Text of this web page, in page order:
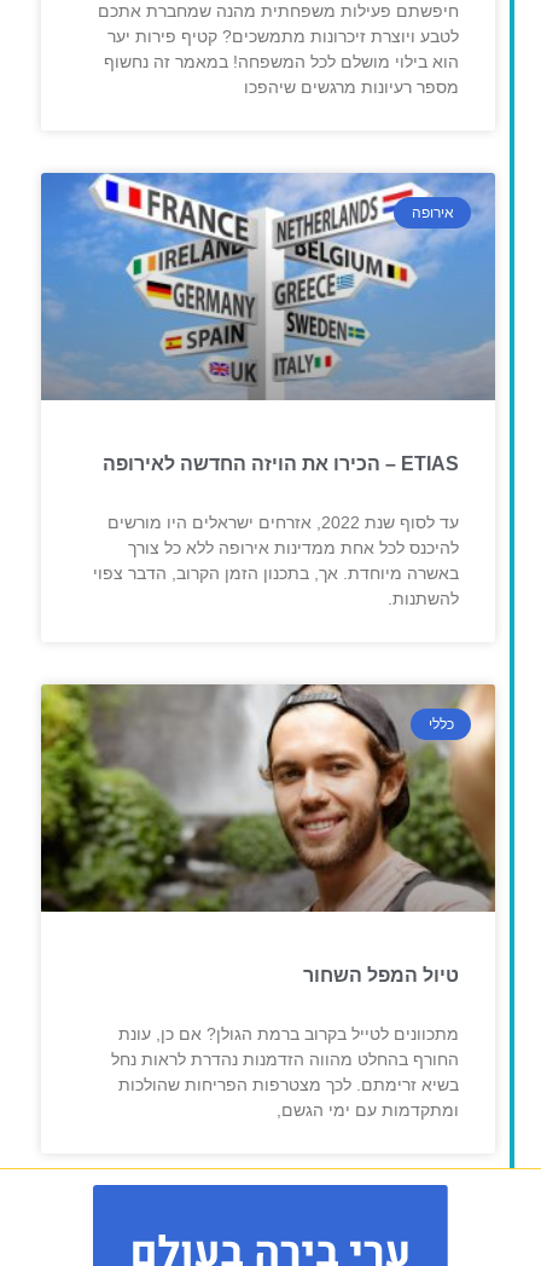
חיפשתם פעילות משפחתית מהנה שמחברת אתכם
לטבע ויוצרת זיכרונות מתמשכים? קטיף פירות יער
הוא בילוי מושלם לכל המשפחה! במאמר זה נחשוף
מספר רעיונות מרגשים שיהפכו
אירופה
ETIAS – הכירו את הויזה החדשה לאירופה
עד לסוף שנת 2022, אזרחים ישראלים היו מורשים
להיכנס לכל אחת ממדינות אירופה ללא כל צורך
באשרה מיוחדת. אך, בתכנון הזמן הקרוב, הדבר צפוי
להשתנות.
כללי
טיול המפל השחור
מתכוונים לטייל בקרוב ברמת הגולן? אם כן, עונת
החורף בהחלט מהווה הזדמנות נהדרת לראות נחל
בשיא זרימתם. לכך מצטרפות הפריחות שהולכות
ומתקדמות עם ימי הגשם,